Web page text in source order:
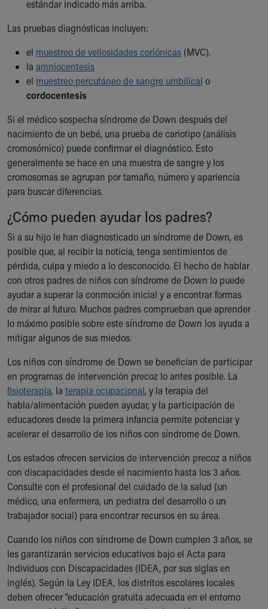
estándar indicado más arriba.
Las pruebas diagnósticas incluyen:
el muestreo de vellosidades coriónicas (MVC).
la amniocentesis
el muestreo percutáneo de sangre umbilical o
cordocentesis
Si el médico sospecha síndrome de Down después del
nacimiento de un bebé, una prueba de cariotipo (análisis
cromosómico) puede confirmar el diagnóstico. Esto
generalmente se hace en una muestra de sangre y los
cromosomas se agrupan por tamaño, número y apariencia
para buscar diferencias.
¿Cómo pueden ayudar los padres?
Si a su hijo le han diagnosticado un síndrome de Down, es
posible que, al recibir la noticia, tenga sentimientos de
pérdida, culpa y miedo a lo desconocido. El hecho de hablar
con otros padres de niños con síndrome de Down lo puede
ayudar a superar la conmoción inicial y a encontrar formas
de mirar al futuro. Muchos padres comprueban que aprender
lo máximo posible sobre este síndrome de Down los ayuda a
mitigar algunos de sus miedos.
Los niños con síndrome de Down se benefician de participar
en programas de intervención precoz lo antes posible. La
fisioterapia, la terapia ocupacional, y la terapia del
habla/alimentación pueden ayudar, y la participación de
educadores desde la primera infancia permite potenciar y
acelerar el desarrollo de los niños con síndrome de Down.
Los estados ofrecen servicios de intervención precoz a niños
con discapacidades desde el nacimiento hasta los 3 años.
Consulte con el profesional del cuidado de la salud (un
médico, una enfermera, un pediatra del desarrollo o un
trabajador social) para encontrar recursos en su área.
Cuando los niños con síndrome de Down cumplen 3 años, se
les garantizarán servicios educativos bajo el Acta para
Individuos con Discapacidades (IDEA, por sus siglas en
inglés). Según la Ley IDEA, los distritos escolares locales
deben ofrecer "educación gratuita adecuada en el entorno